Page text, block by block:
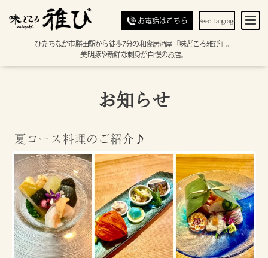
お電話はこちら Select Language
ひたちなか市勝田駅から徒歩7分の和食居酒屋「味どころ雅び」。
美明豚や新鮮な刺身が自慢のお店。
お知らせ
夏コース料理のご紹介♪